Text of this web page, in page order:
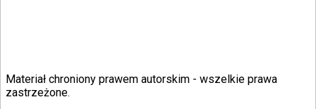
Materiał chroniony prawem autorskim - wszelkie prawa
zastrzeżone.